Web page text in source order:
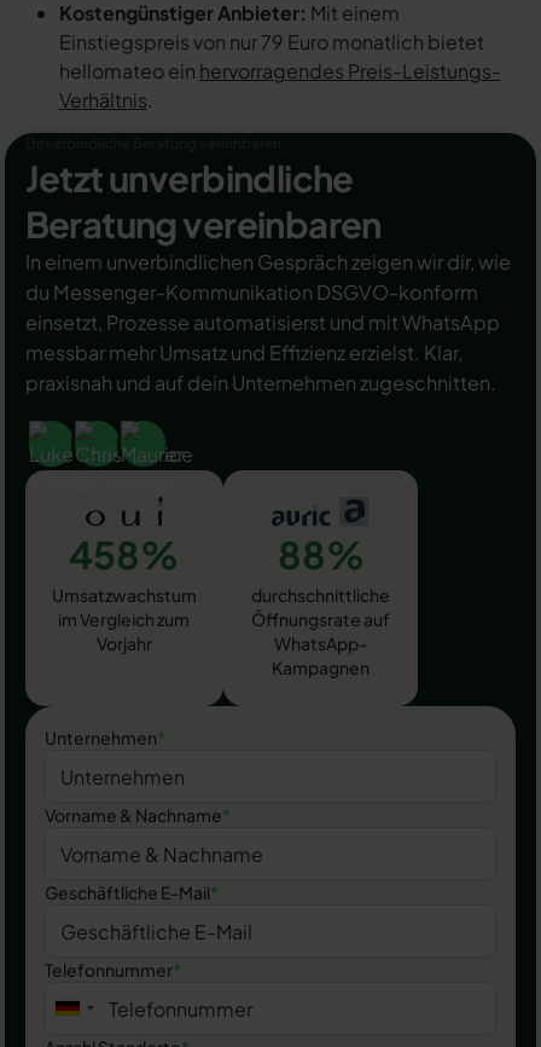
Kostengünstiger Anbieter: Mit einem
Einstiegspreis von nur 79 Euro monatlich bietet
hellomateo ein hervorragendes Preis-Leistungs-
Verhältnis.
Jetzt unverbindliche
Beratung vereinbaren
In einem unverbindlichen Gespräch zeigen wir dir, wie
du Messenger-Kommunikation DSGVO-konform
einsetzt, Prozesse automatisierst und mit WhatsApp
messbar mehr Umsatz und Effizienz erzielst. Klar,
praxisnah und auf dein Unternehmen zugeschnitten.
458%
Umsatzwachstum
im Vergleich zum
Vorjahr
88%
durchschnittliche
Öffnungsrate auf
WhatsApp-
Kampagnen
Unternehmen*
Vorname & Nachname*
Geschäftliche E-Mail*
Telefonnummer*